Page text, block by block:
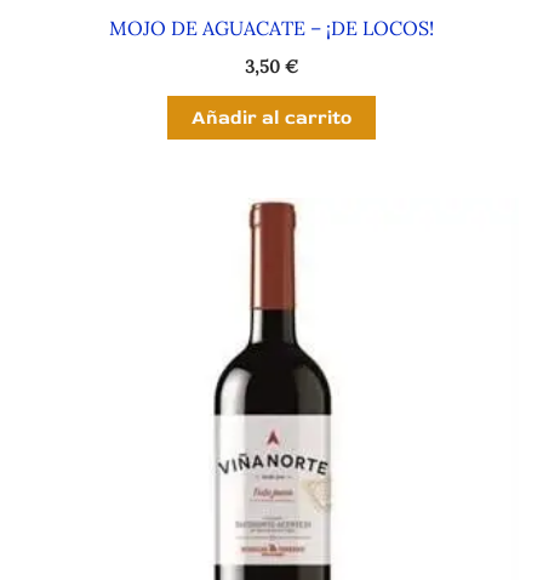
MOJO DE AGUACATE – ¡DE LOCOS!
3,50 €
Añadir al carrito